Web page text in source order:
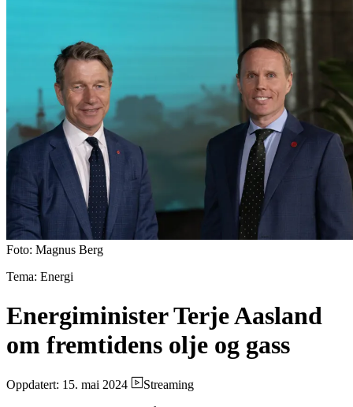
Foto: Magnus Berg
Tema: Energi
Energiminister Terje Aasland
om fremtidens olje og gass
Oppdatert: 15. mai 2024
Streaming